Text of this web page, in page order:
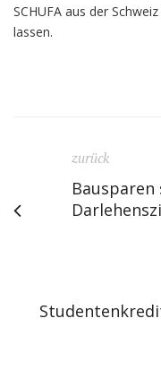
SCHUFA aus der
lassen.
zurück